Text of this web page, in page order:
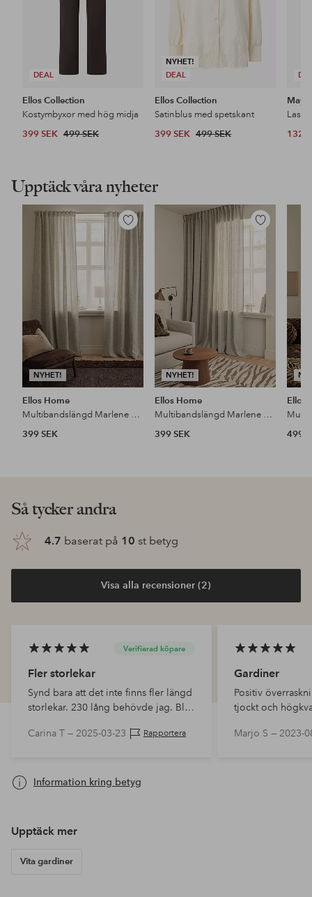
DEAL
Ellos Collection
Kostymbyxor med hög midja
399 SEK 499 SEK
NYHET!
DEAL
Ellos Collection
Satinblus med spetskant
399 SEK 499 SEK 132
Upptäck våra nyheter
NYHET!
Lägg
Ellos Home
Multibandslängd Marlene 2-pack
399 SEK
NYHET!
Lägg
Ellos Home
Multibandslängd Marlene Wide 1-pack
399 SEK
Ellos
499
Så tycker andra
4.7 baserat på 10 st betyg
Visa alla recensioner (2)
Verifierad köpare
Fler storlekar
Synd bara att det inte finns fler längd
storlekar. 230 lång behövde jag. Blev
Carina T — 2025-03-23 Rapportera
Gardiner
Positiv
tjockt och
bilden.
Marjo S — 2023-
Information kring betyg
Upptäck mer
Vita gardiner